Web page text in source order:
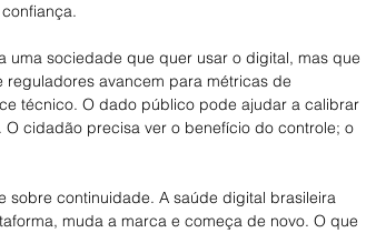
uma sociedade que quer usar o digital, mas que
avancem para métricas de
técnico. O dado público pode ajudar a calibrar
cidadão precisa ver o benefício do controle; o
sobre continuidade. A saúde digital brasileira
muda a marca e começa de novo. O que